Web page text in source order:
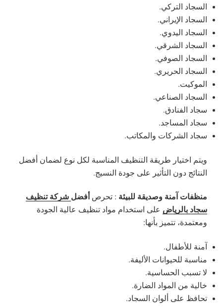
السجاد التركي.
السجاد الإيراني.
السجاد اليدوي.
السجاد الشرقي.
السجاد الصوفي.
السجاد الحريري.
الموكيت.
السجاد الصناعي.
سجاد الفنادق.
سجاد المساجد.
سجاد الشركات والمكاتب.
ويتم اختيار طريقة التنظيف المناسبة لكل نوع لضمان أفضل
النتائج دون التأثير على جودة النسيج.
منظفات آمنة وصديقة للبيئة : تحرصأفضل شركة تنظيف
سجاد بالرياض على استخدام مواد تنظيف عالية الجودة
ومعتمدة، تتميز بأنها:
آمنة للأطفال.
مناسبة للحيوانات الأليفة.
لا تسبب الحساسية.
خالية من المواد الضارة.
تحافظ على ألوان السجاد.